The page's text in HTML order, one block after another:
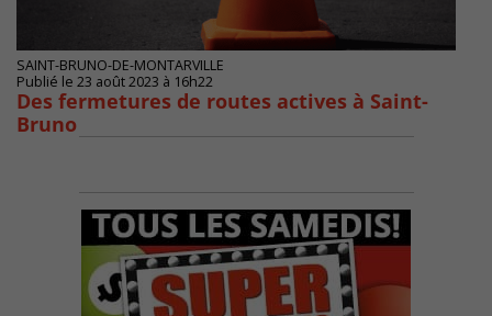
SAINT-BRUNO-DE-MONTARVILLE
Publié le 23 août 2023 à 16h22
Des fermetures de routes actives à Saint-
Bruno